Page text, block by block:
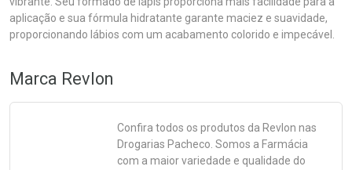
aplicação e sua fórmula hidratante garante maciez e suavidade,
proporcionando lábios com um acabamento colorido e impecável.
Marca Revlon
Confira todos os produtos da Revlon nas
Drogarias Pacheco. Somos a Farmácia
com a maior variedade e qualidade do